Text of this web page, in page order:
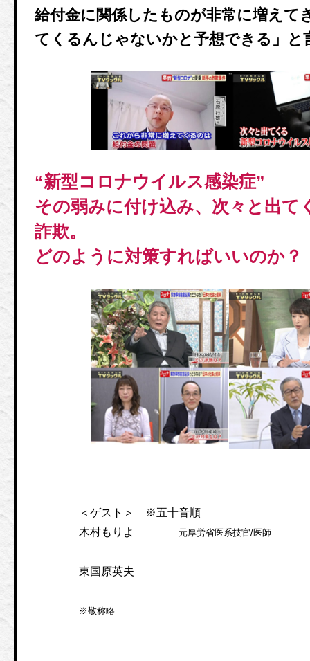
給付金に関係したものが非常に増えて
てくるんじゃないかと予想できる」と
“新型コロナウイルス感染症”
その弱みに付け込み、次々と出て
詐欺。
どのように対策すればいいのか？
＜ゲスト＞ ※五十音順
木村もりよ
元厚労省医系技官/医師
東国原英夫
※敬称略